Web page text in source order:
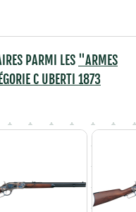
PARMI LES "ARMES
C UBERTI 1873